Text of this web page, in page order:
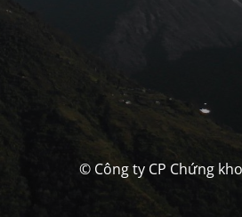
© Công ty CP Chứng